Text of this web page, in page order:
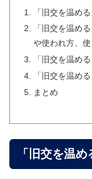
「旧交を温め
「旧交を温め
や使われ方、
「旧交を温め
「旧交を温め
まとめ
「旧交を温